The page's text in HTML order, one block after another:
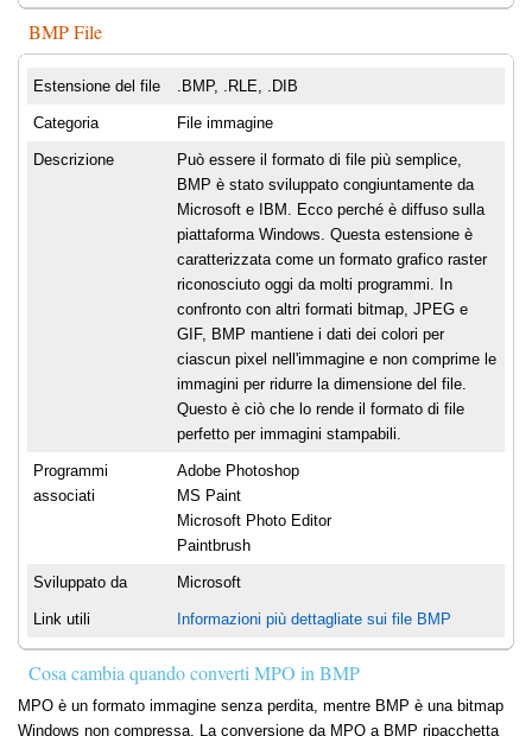
BMP File
Estensione del file .BMP, .RLE, .DIB
Categoria File immagine
Descrizione
Può essere il formato di file più semplice,
BMP è stato sviluppato congiuntamente da
Microsoft e IBM. Ecco perché è diffuso sulla
piattaforma Windows. Questa estensione è
caratterizzata come un formato grafico raster
riconosciuto oggi da molti programmi. In
confronto con altri formati bitmap, JPEG e
GIF, BMP mantiene i dati dei colori per
ciascun pixel nell'immagine e non comprime le
immagini per ridurre la dimensione del file.
Questo è ciò che lo rende il formato di file
perfetto per immagini stampabili.
Programmi
associati
Adobe Photoshop
MS Paint
Microsoft Photo Editor
Paintbrush
Sviluppato da Microsoft
Link utili Informazioni più dettagliate sui file BMP
Cosa cambia quando converti MPO in BMP
MPO è un formato immagine senza perdita, mentre BMP è una bitmap
Windows non compressa. La conversione da MPO a BMP ripacchetta